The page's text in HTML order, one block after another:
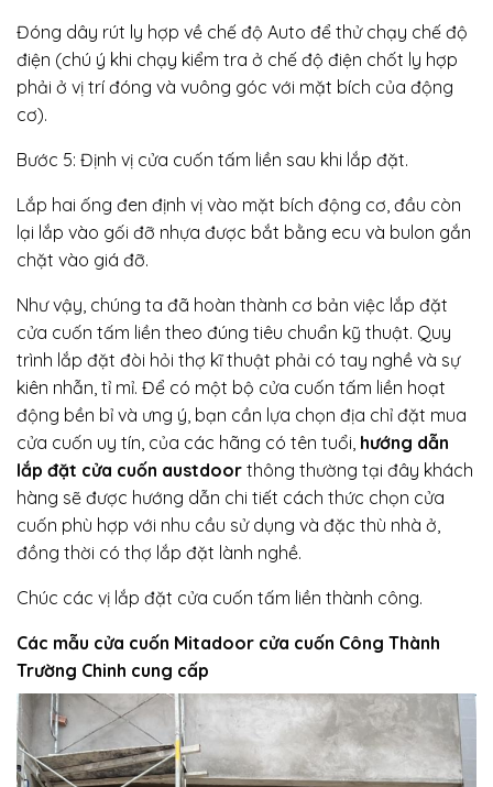
Đóng dây rút ly hợp về chế độ Auto để thử chạy chế độ
điện (chú ý khi chạy kiểm tra ở chế độ điện chốt ly hợp
phải ở vị trí đóng và vuông góc với mặt bích của động
cơ).
Bước 5: Định vị cửa cuốn tấm liền sau khi lắp đặt.
Lắp hai ống đen định vị vào mặt bích động cơ, đầu còn
lại lắp vào gối đỡ nhựa được bắt bằng ecu và bulon gắn
chặt vào giá đỡ.
Như vậy, chúng ta đã hoàn thành cơ bản việc lắp đặt
cửa cuốn tấm liền theo đúng tiêu chuẩn kỹ thuật. Quy
trình lắp đặt đòi hỏi thợ kĩ thuật phải có tay nghề và sự
kiên nhẫn, tỉ mỉ. Để có một bộ cửa cuốn tấm liền hoạt
động bền bỉ và ưng ý, bạn cần lựa chọn địa chỉ đặt mua
cửa cuốn uy tín, của các hãng có tên tuổi, hướng dẫn
lắp đặt cửa cuốn austdoor thông thường tại đây khách
hàng sẽ được hướng dẫn chi tiết cách thức chọn cửa
cuốn phù hợp với nhu cầu sử dụng và đặc thù nhà ở,
đồng thời có thợ lắp đặt lành nghề.
Chúc các vị lắp đặt cửa cuốn tấm liền thành công.
Các mẫu cửa cuốn Mitadoor cửa cuốn Công Thành
Trường Chinh cung cấp